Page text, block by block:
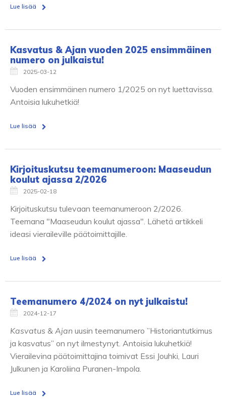
Lue lisää
Kasvatus & Ajan vuoden 2025 ensimmäinen
numero on julkaistu!
2025-03-12
Vuoden ensimmäinen numero 1/2025 on nyt luettavissa.
Antoisia lukuhetkiä!
Lue lisää
Kirjoituskutsu teemanumeroon: Maaseudun
koulut ajassa 2/2026
2025-02-18
Kirjoituskutsu tulevaan teemanumeroon 2/2026.
Teemana "Maaseudun koulut ajassa". Lähetä artikkeli
ideasi vieraileville päätoimittajille.
Lue lisää
Teemanumero 4/2024 on nyt julkaistu!
2024-12-17
Kasvatus & Ajan uusin teemanumero ”Historiantutkimus
ja kasvatus” on nyt ilmestynyt. Antoisia lukuhetkiä!
Vierailevina päätoimittajina toimivat Essi Jouhki, Lauri
Julkunen ja Karoliina Puranen-Impola.
Lue lisää